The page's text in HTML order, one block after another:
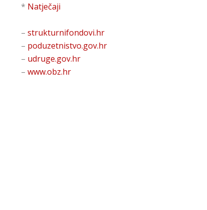
* Natječaji
– strukturnifondovi.hr
– poduzetnistvo.gov.hr
– udruge.gov.hr
– www.obz.hr